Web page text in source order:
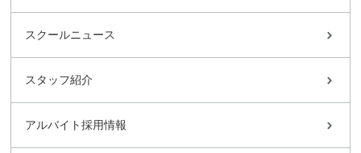
スクールニュース
スタッフ紹介
アルバイト採用情報